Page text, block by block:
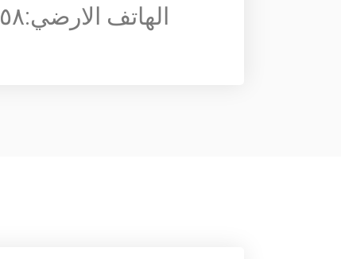
الهاتف الارضي:٠٢٣٧٢٢٦١٥٨